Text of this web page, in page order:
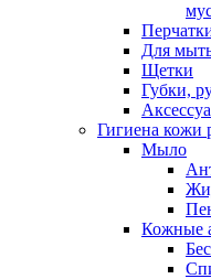
Для
Щетки
Губки,
Гигиена кожи
Мыло
Кожные